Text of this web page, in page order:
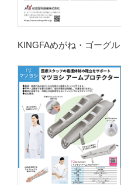
KINGFAめがね・ゴーグル